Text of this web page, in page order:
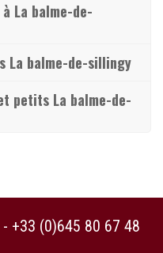
La balme-de-
La balme-de-sillingy
petits La balme-de-
- +33 (0)645 80 67 48